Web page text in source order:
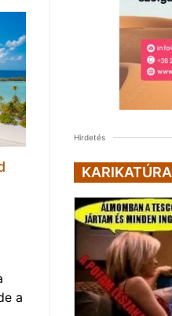
a
Hirdetés
KARIKATÚRA